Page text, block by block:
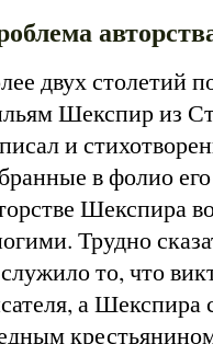
двух столетий
Шекспир из
и
в фолио
Шекспира
Трудно
то, что
а